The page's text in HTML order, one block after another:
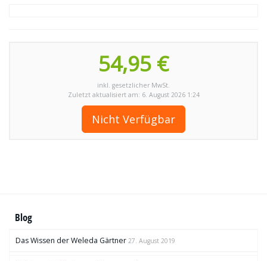
54,95 €
inkl. gesetzlicher MwSt.
Zuletzt aktualisiert am: 6. August 2026 1:24
Nicht Verfügbar
Blog
Das Wissen der Weleda Gärtner 27. August 2019